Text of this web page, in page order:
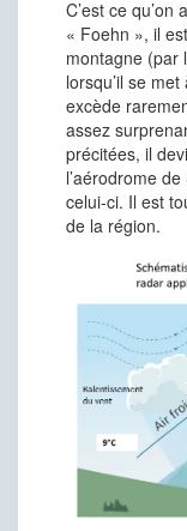
C’est ce
« Foehn », il
montagne (par
lorsqu’il se
excède
assez
précitées, il
l’aérodrome
celui-ci. Il est
de la région.